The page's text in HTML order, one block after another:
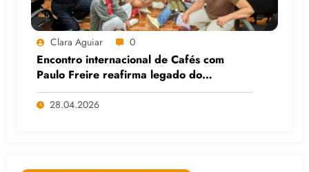
Clara Aguiar 0
Encontro internacional de Cafés com
Paulo Freire reafirma legado do
educador popular
28.04.2026